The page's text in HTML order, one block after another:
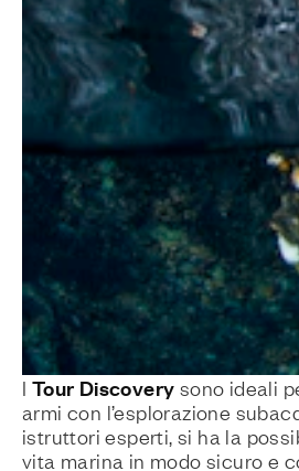
I Tour Discovery sono ideali
armi con l’esplorazione
istruttori esperti, si ha la
vita marina in modo sicuro e